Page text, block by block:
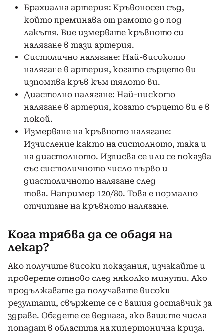
Брахиална артерия: Кръвоносен съд,
който преминава от рамото до под
лакътя. Вие измервате кръвното си
налягане в тази артерия.
Систолично налягане: Най-високото
налягане в артерия, когато сърцето ви
изпомпва кръв към тялото ви.
Диастолно налягане: Най-ниското
налягане в артерия, когато сърцето ви е в
покой.
Измерване на кръвното налягане:
Изчисление както на систолното, така и
на диастолното. Изписва се или се показва
със систоличното число първо и
диастоличното налягане след
това. Например 120/80. Това е нормално
отчитане на кръвното налягане.
Кога трябва да се обадя на
лекар?
Ако получите високи показания, изчакайте и
проверете отново след няколко минути. Ако
продължавате да получавате високи
резултати, свържете се с вашия доставчик за
здраве. Обадете се веднага, ако вашите числа
попадат в областта на хипертонична криза.